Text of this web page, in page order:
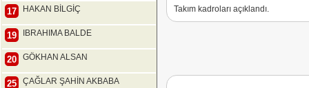
17 HAKAN BİLGİÇ
19 IBRAHIMA BALDE
20 GÖKHAN ALSAN
25 ÇAĞLAR ŞAHİN AKBABA
Takım kadroları açıklandı.